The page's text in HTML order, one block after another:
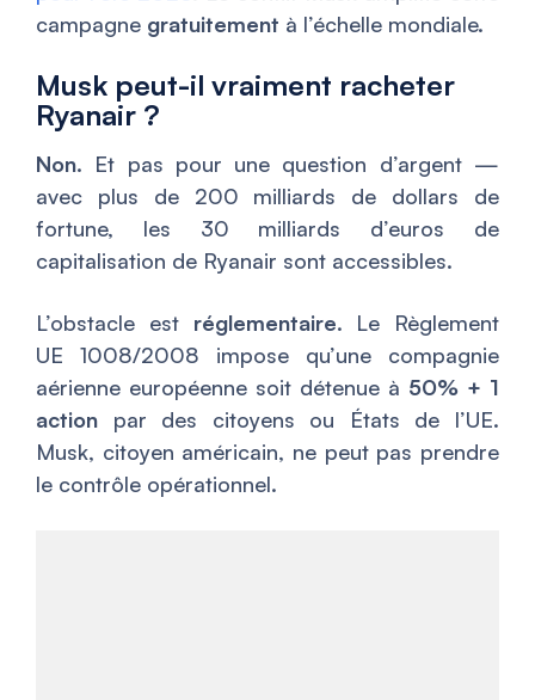
campagne gratuitement à l’échelle mondiale.
Musk peut-il vraiment racheter
Ryanair ?
Non. Et pas pour une question d’argent —
avec plus de 200 milliards de dollars de
fortune, les 30 milliards d’euros de
capitalisation de Ryanair sont accessibles.
L’obstacle est réglementaire. Le Règlement
UE 1008/2008 impose qu’une compagnie
aérienne européenne soit détenue à 50% + 1
action par des citoyens ou États de l’UE.
Musk, citoyen américain, ne peut pas prendre
le contrôle opérationnel.